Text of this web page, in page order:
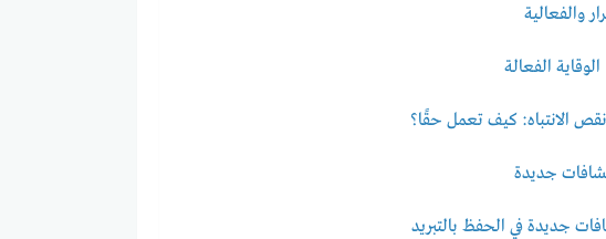
والفعالية
الفعالة
الانتباه: كيف تعمل حقًا؟
جديدة
جديدة في الحفظ بالتبريد